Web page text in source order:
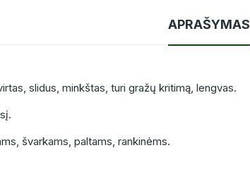
APRAŠYMAS
slidus, minkštas, turi gražų kritimą, lengvas.
švarkams, paltams, rankinėms.